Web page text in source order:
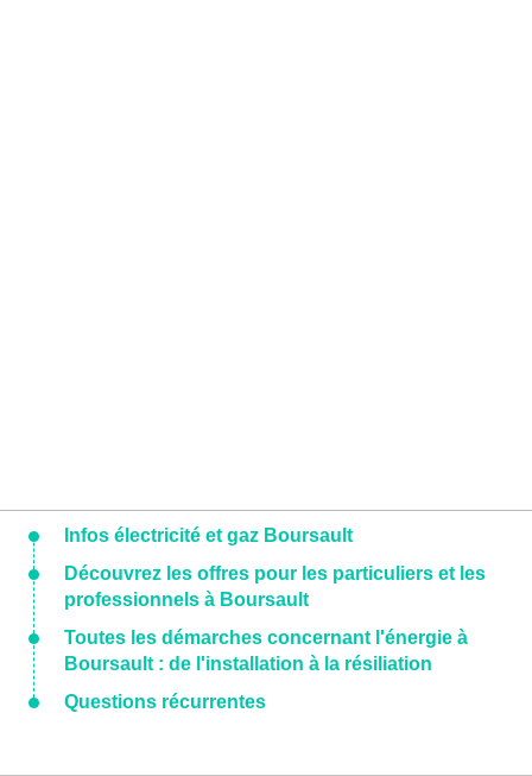
Infos électricité et gaz Boursault
Découvrez les offres pour les particuliers et les
professionnels à Boursault
Toutes les démarches concernant l'énergie à
Boursault : de l'installation à la résiliation
Questions récurrentes